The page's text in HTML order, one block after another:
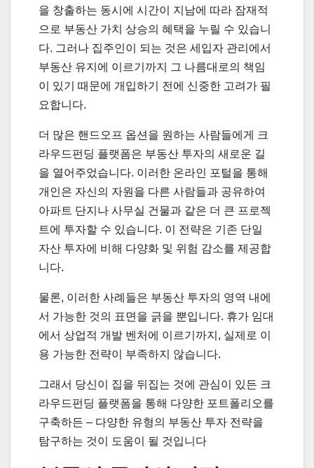
을 창출하는 동시에 시간이 지남에 따라 잠재적
으로 부동산 가치 상승의 혜택을 누릴 수 있습니
다. 그러나 집주인이 되는 것은 세입자 관리에서
부동산 유지에 이르기까지 그 나름대로의 책임
이 있기 때문에 개입하기 전에 신중한 고려가 필
요합니다.
더 많은 핸드오프 옵션을 원하는 사람들에게 크
라우드펀딩 플랫폼은 부동산 투자의 새로운 길
을 열어주었습니다. 이러한 온라인 포털을 통해
개인은 자신의 자원을 다른 사람들과 공유하여
아파트 단지나 사무실 건물과 같은 더 큰 프로젝
트에 투자할 수 있습니다. 이 전략은 기존 단일
자산 투자에 비해 다양화 및 위험 감소를 제공합
니다.
물론, 이러한 사례들은 부동산 투자의 영역 내에
서 가능한 것의 표면을 긁을 뿐입니다. 휴가 임대
에서 상업적 개발 벤처에 이르기까지, 실제로 이
용 가능한 전략이 부족하지 않습니다.
그래서 당신이 집을 뒤집는 것에 관심이 있든 크
라우드펀딩 플랫폼을 통해 다양한 포트폴리오를
구축하든 – 다양한 유형의 부동산 투자 전략을
탐구하는 것이 도움이 될 것입니다